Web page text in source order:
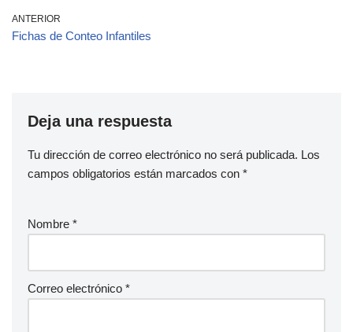
ANTERIOR
Fichas de Conteo Infantiles
Deja una respuesta
Tu dirección de correo electrónico no será publicada. Los
campos obligatorios están marcados con *
Nombre *
Correo electrónico *